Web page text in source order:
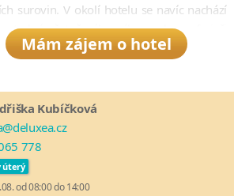
surovin. V okolí hotelu se navíc nachází
atrakcí včetně zábavního parku, safari či
je bezplatná kyvadlová doprava.
Mám zájem o hotel
Kubíčková
778
úterý
od 08:00 do 14:00